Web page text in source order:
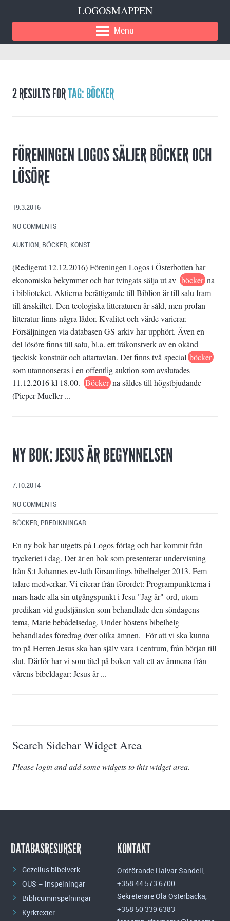
LOGOSMAPPEN
Menu
2 RESULTS FORTAG: BÖCKER
FÖRENINGEN LOGOS SÄLJER BÖCKER OCH
LÖSÖRE
19.3.2016
NO COMMENTS
AUKTION, BÖCKER, KONST
(Redigerat 12.12.2016) Föreningen Logos i Österbotten har
ekonomiska bekymmer och har tvingats sälja ut av böcker na
i biblioteket. Aktierna berättigande till Biblion är till salu fram
till årsskiftet. Den teologiska litteraturen är såld, men profan
litteratur finns några lådor. Kvalitet och värde varierar.
Försäljningen via databasen GS-arkiv har upphört. Även en
del lösöre finns till salu, bl.a. ett träkonstverk av en okänd
tjeckisk konstnär och altartavlan. Det finns två special böcker
som utannonseras i en offentlig auktion som avslutades
11.12.2016 kl 18.00. Böcker na såldes till högstbjudande
(Pieper-Mueller ...
NY BOK: JESUS ÄR BEGYNNELSEN
7.10.2014
NO COMMENTS
BÖCKER, PREDIKNINGAR
En ny bok har utgetts på Logos förlag och har kommit från
tryckeriet i dag. Det är en bok som presenterar undervisning
från S:t Johannes ev-luth församlings bibelhelger 2013. Fem
talare medverkar. Vi citerar från förordet: Programpunkterna i
mars hade alla sin utgångspunkt i Jesu "Jag är"-ord, utom
predikan vid gudstjänsten som behandlade den söndagens
tema, Marie bebådelsedag. Under höstens bibelhelg
behandlades föredrag över olika ämnen. För att vi ska kunna
tro på Herren Jesus ska han själv vara i centrum, från början till
slut. Därför har vi som titel på boken valt ett av ämnena från
vårens bibeldagar: Jesus är ...
Search Sidebar Widget Area
Please login and add some widgets to this widget area.
DATABASRESURSER
Gezelius bibelverk
OUS – inspelningar
Biblicuminspelningar
Kyrktexter
KONTAKT
Ordförande Halvar Sandell,
+358 44 573 6700
Sekreterare Ola Österbacka,
+358 50 339 6383